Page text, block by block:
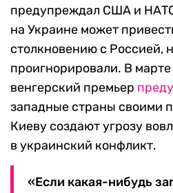
предупреждал США и
на Украине может
столкновению с Россией,
проигнорировали. В марте
венгерский премьер
западные страны своими
Киеву создают угрозу
в украинский конфликт.
«Если какая-нибудь